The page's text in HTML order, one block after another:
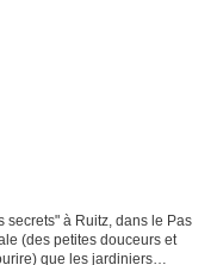
à Ruitz, dans le Pas
(des petites douceurs et
que les jardiniers